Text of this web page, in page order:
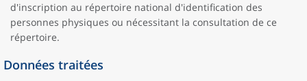
d'inscription au répertoire national d'identification des
personnes physiques ou nécessitant la consultation de ce
répertoire.
Données traitées